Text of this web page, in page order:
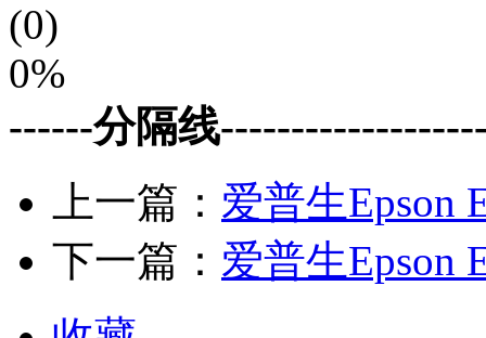
(0)
0%
------分隔线
上一篇： 爱普生Epson
下一篇： 爱普生Epson